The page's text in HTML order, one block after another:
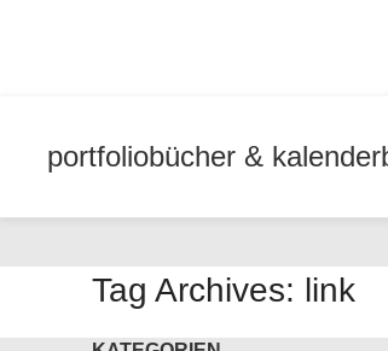
portfoliobücher & kalender
Tag Archives: link